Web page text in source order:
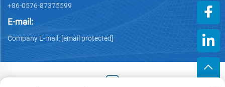
+86-0576-87375599
E-mail:
Company E-mail: [email protected]